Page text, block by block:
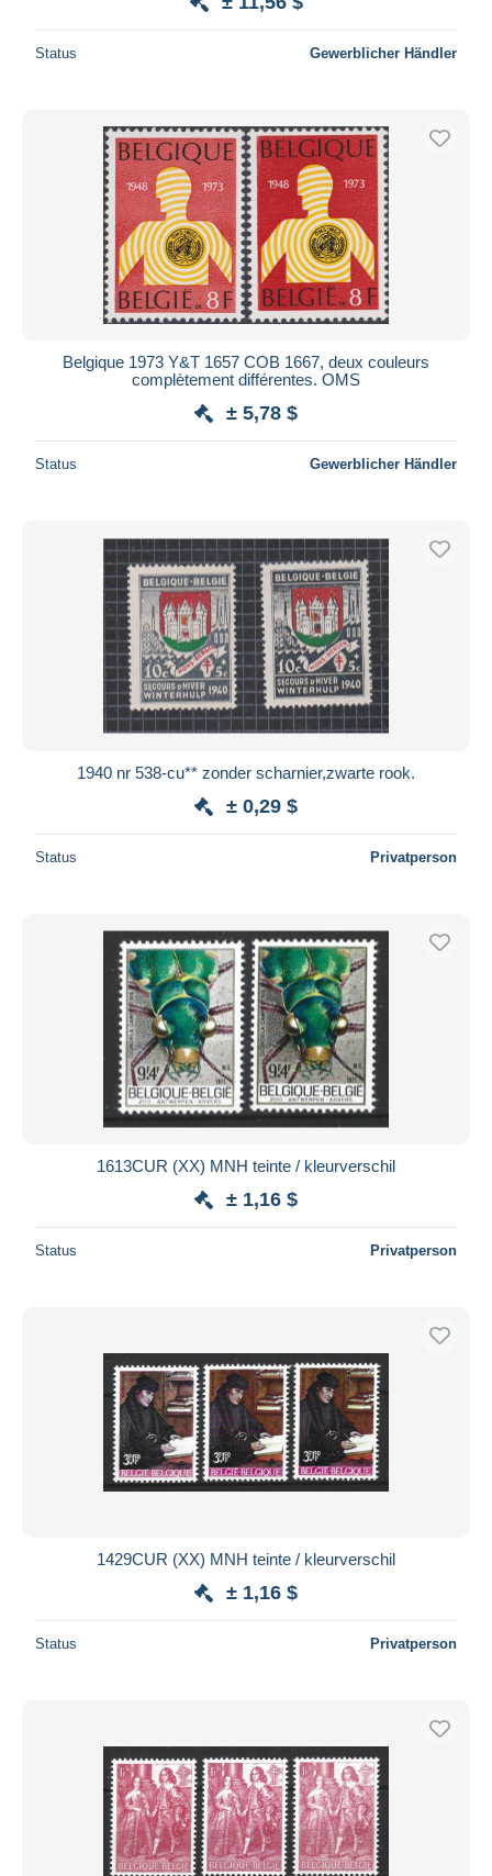
Status Gewerblicher Händler
Belgique 1973 Y&T 1657 COB 1667, deux couleurs
complètement différentes. OMS
± 5,78 $
Status Gewerblicher Händler
1940 nr 538-cu** zonder scharnier,zwarte rook.
± 0,29 $
Status Privatperson
1613CUR (XX) MNH teinte / kleurverschil
± 1,16 $
Status Privatperson
1429CUR (XX) MNH teinte / kleurverschil
± 1,16 $
Status Privatperson